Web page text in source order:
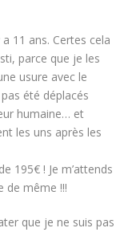
11 ans. Certes cela
parce que je les
usure avec le
été déplacés
humaine… et
les uns après les
195€ ! Je m’attends
de même !!!
que je ne suis pas